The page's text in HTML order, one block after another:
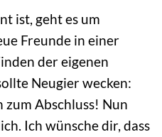
ist, geht es um
Freunde in einer
der eigenen
Neugier wecken:
Abschluss! Nun
Ich wünsche dir, dass